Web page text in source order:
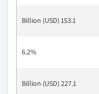
153.1 Billion (USD)
6.2%
227.1 Billion (USD)